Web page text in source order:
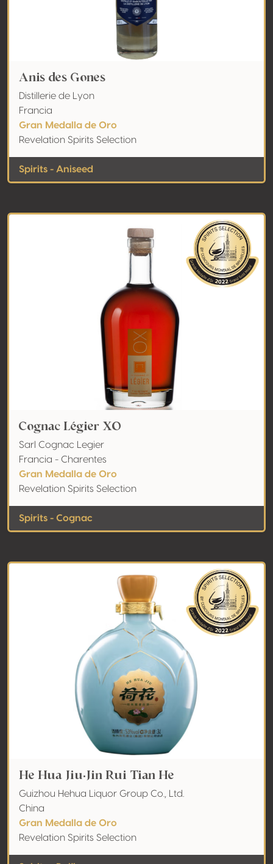
Anis des Gones
Distillerie de Lyon
Francia
Gran Medalla de Oro
Revelation Spirits Selection
Spirits - Aniseed
Cognac Légier XO
Sarl Cognac Legier
Francia - Charentes
Gran Medalla de Oro
Revelation Spirits Selection
Spirits - Cognac
He Hua Jiu·Jin Rui Tian He
Guizhou Hehua Liquor Group Co., Ltd.
China
Gran Medalla de Oro
Revelation Spirits Selection